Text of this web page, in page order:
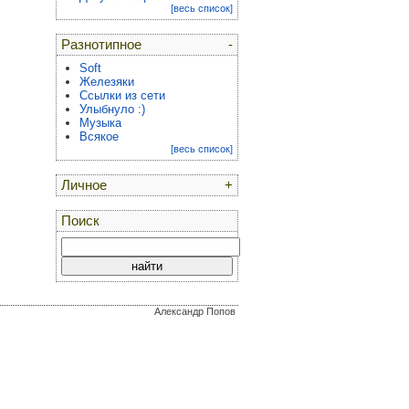
[весь список]
-
Разнотипное
Soft
Железяки
Ссылки из сети
Улыбнуло :)
Музыка
Всякое
[весь список]
+
Личное
Поиск
Александр Попов